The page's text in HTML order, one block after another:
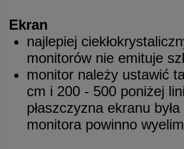
Ekran
najlepiej
monitorów nie emituje
monitor należy ustawić
cm i 200 - 500 poniżej
płaszczyzna ekranu
monitora powinno